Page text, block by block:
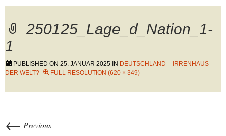
250125_Lage_d_Nation_1-
1
PUBLISHED ON 25. JANUAR 2025 IN DEUTSCHLAND – IRRENHAUS
DER WELT?
FULL RESOLUTION (620 × 349)
← Previous